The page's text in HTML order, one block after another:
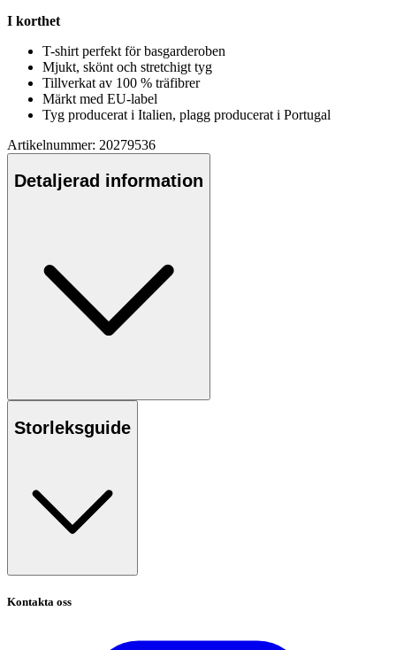
I korthet
T-shirt perfekt för basgarderoben
Mjukt, skönt och stretchigt tyg
Tillverkat av 100 % träfibrer
Märkt med EU-label
Tyg producerat i Italien, plagg producerat i Portugal
Artikelnummer: 20279536
Detaljerad information
Storleksguide
Kontakta oss